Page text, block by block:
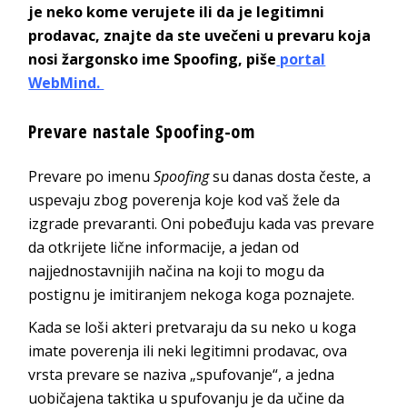
je neko kome verujete ili da je legitimni
prodavac, znajte da ste uvečeni u prevaru koja
nosi žargonsko ime Spoofing, piše portal
WebMind.
Prevare nastale Spoofing-om
Prevare po imenuSpoofingsu danas dosta česte, a
uspevaju zbog poverenja koje kod vaš žele da
izgrade prevaranti. Oni pobeđuju kada vas prevare
da otkrijete lične informacije, a jedan od
najjednostavnijih načina na koji to mogu da
postignu je imitiranjem nekoga koga poznajete.
Kada se loši akteri pretvaraju da su neko u koga
imate poverenja ili neki legitimni prodavac, ova
vrsta prevare se naziva „spufovanje“, a jedna
uobičajena taktika u spufovanju je da učine da